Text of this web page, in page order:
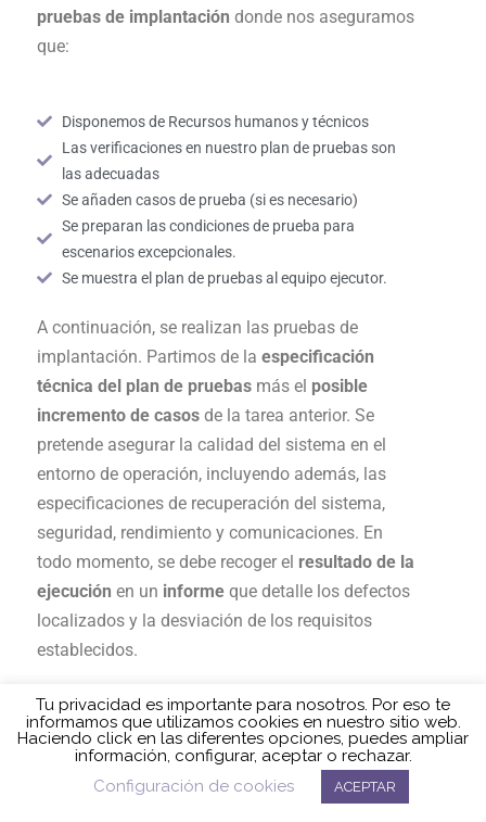
pruebas de implantación donde nos aseguramos
que:
Disponemos de Recursos humanos y técnicos
Las verificaciones en nuestro plan de pruebas son
las adecuadas
Se añaden casos de prueba (si es necesario)
Se preparan las condiciones de prueba para
escenarios excepcionales.
Se muestra el plan de pruebas al equipo ejecutor.
A continuación, se realizan las pruebas de
implantación. Partimos de la especificación
técnica del plan de pruebas más el posible
incremento de casos de la tarea anterior. Se
pretende asegurar la calidad del sistema en el
entorno de operación, incluyendo además, las
especificaciones de recuperación del sistema,
seguridad, rendimiento y comunicaciones. En
todo momento, se debe recoger el resultado de la
ejecución en un informe que detalle los defectos
localizados y la desviación de los requisitos
establecidos.
Finalmente, se debe evaluar el resultado de esas
pruebas de implantación, para ello:
Tu privacidad es importante para nosotros. Por eso te
informamos que utilizamos cookies en nuestro sitio web.
Haciendo click en las diferentes opciones, puedes ampliar
Política de cookies